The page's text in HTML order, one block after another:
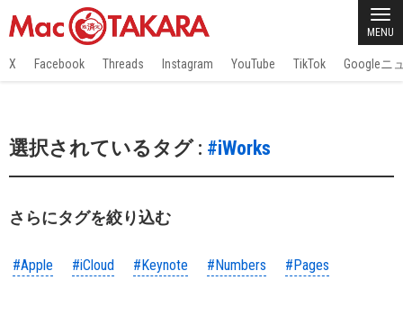
MENU
X Facebook Threads Instagram YouTube TikTok Googleニ
選択されているタグ : #iWorks
さらにタグを絞り込む
#Apple #iCloud #Keynote #Numbers #Pages